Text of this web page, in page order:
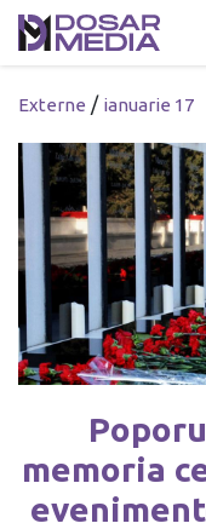
Externe / ianuarie 17
memoria